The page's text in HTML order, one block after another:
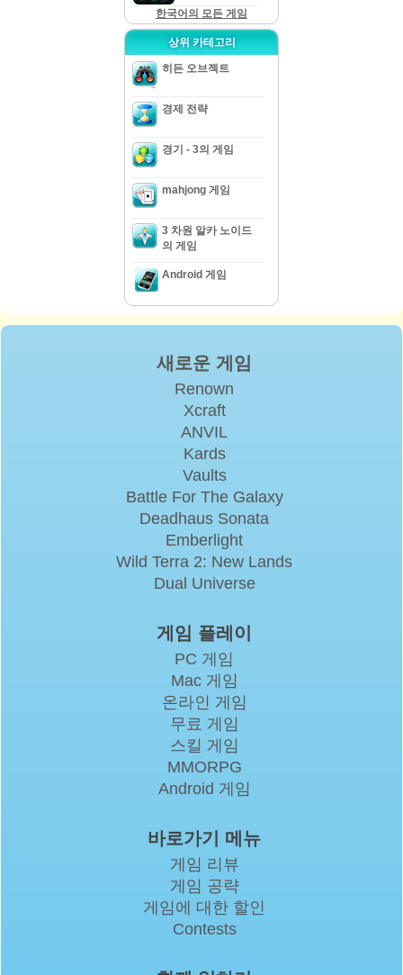
한국어의 모든 게임
상위 카테고리
히든 오브젝트
경제 전략
경기 - 3의 게임
mahjong 게임
3 차원 알카 노이드
의 게임
Android 게임
새로운 게임
Renown
Xcraft
ANVIL
Kards
Vaults
Battle For The Galaxy
Deadhaus Sonata
Emberlight
Wild Terra 2: New Lands
Dual Universe
게임 플레이
PC 게임
Mac 게임
온라인 게임
무료 게임
스킬 게임
MMORPG
Android 게임
바로가기 메뉴
게임 리뷰
게임 공략
게임에 대한 할인
Contests